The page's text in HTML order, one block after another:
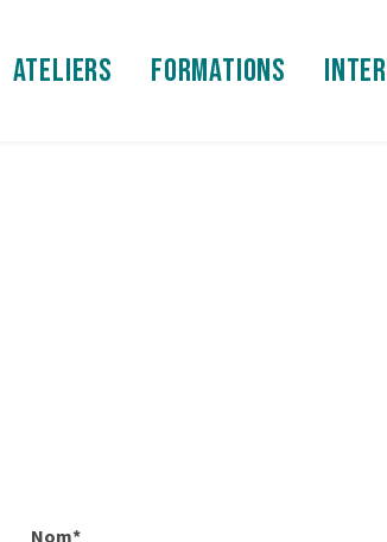
ATELIERS FORMATIONS